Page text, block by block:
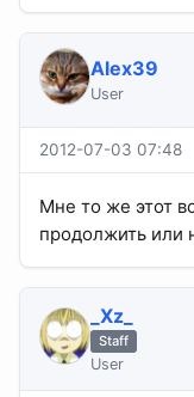
Alex39
User
2012-07-03 07:48
Мне то же этот
продолжить или
_Xz_
Staff
User